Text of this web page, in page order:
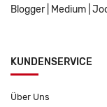
Blogger
Medium
KUNDENSERVICE
Über Uns